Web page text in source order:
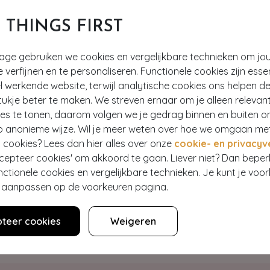
THINGS FIRST
gebruiken we cookies en vergelijkbare technieken om
verfijnen en te personaliseren. Functionele cookies zijn
werkende website, terwijl analytische cookies ons helpen
beter te maken. We streven ernaar om je alleen
te tonen, daarom volgen we je gedrag binnen en buiten
anonieme wijze. Wil je meer weten over hoe we omgaan
Lees dan hier alles over onze cookie- en
cookies' om akkoord te gaan. Liever niet? Dan
cookies en vergelijkbare technieken. Je kunt je
op de voorkeuren pagina.
cookies Weigeren
Hey gorgeous
Lees onze veelgestelde vragen of neem contact op
WE ZIJN NU OPEN
Klantenservice